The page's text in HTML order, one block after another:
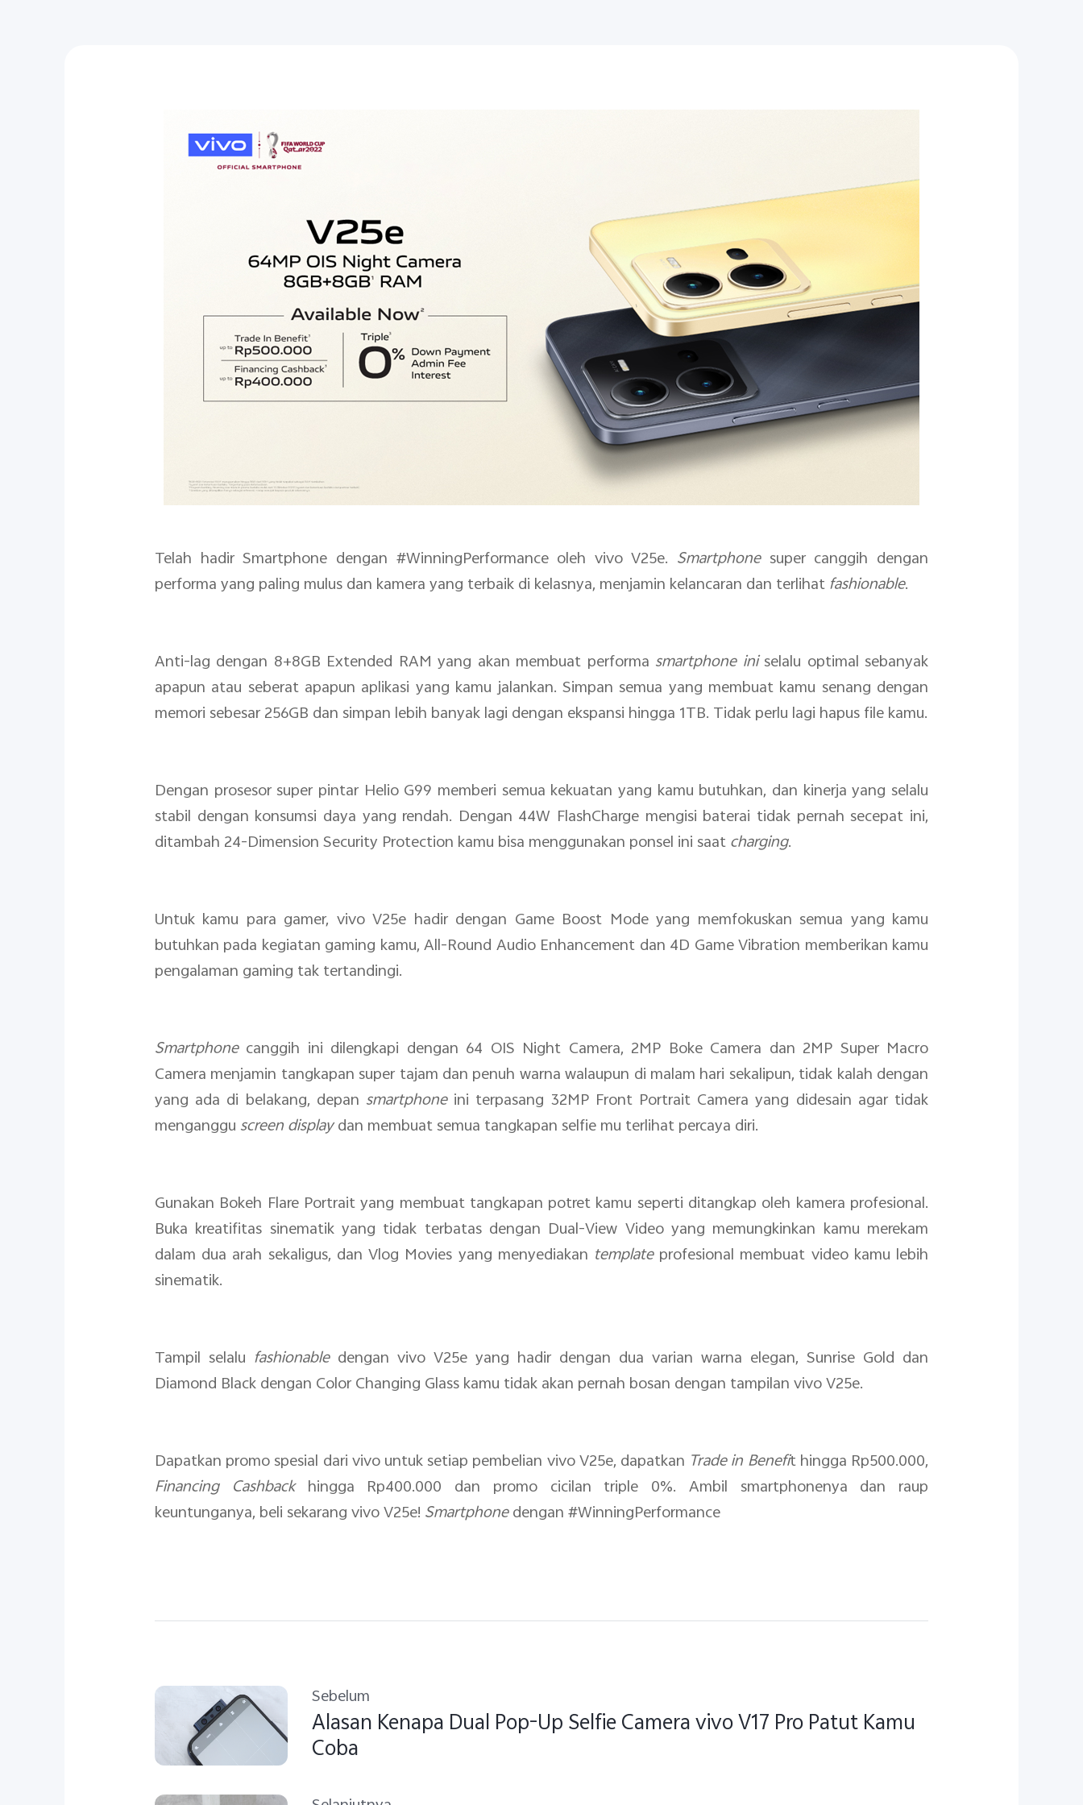
Telah hadir Smartphone dengan #WinningPerformance oleh vivo V25e. Smartphone super canggih dengan
performa yang paling mulus dan kamera yang terbaik di kelasnya, menjamin kelancaran dan terlihatfashionable.
Anti-lag dengan 8+8GB Extended RAM yang akan membuat performa smartphone iniselalu optimal sebanyak
apapun atau seberat apapun aplikasi yang kamu jalankan. Simpan semua yang membuat kamu senang dengan
memori sebesar 256GB dan simpan lebih banyak lagi dengan ekspansi hingga 1TB. Tidak perlu lagi hapus file kamu.
Dengan prosesor super pintar Helio G99 memberi semua kekuatan yang kamu butuhkan, dan kinerja yang selalu
stabil dengan konsumsi daya yang rendah. Dengan 44W FlashCharge mengisi baterai tidak pernah secepat ini,
ditambah 24-Dimension Security Protection kamu bisa menggunakan ponsel ini saatcharging.
Untuk kamu para gamer, vivo V25e hadir dengan Game Boost Mode yang memfokuskan semua yang kamu
butuhkan pada kegiatan gaming kamu, All-Round Audio Enhancement dan 4D Game Vibration memberikan kamu
pengalaman gaming tak tertandingi.
Smartphone canggih ini dilengkapi dengan 64 OIS Night Camera, 2MP Boke Camera dan 2MP Super Macro
Camera menjamin tangkapan super tajam dan penuh warna walaupun di malam hari sekalipun, tidak kalah dengan
yang ada di belakang, depan smartphoneini terpasang 32MP Front Portrait Camera yang didesain agar tidak
menganggu screendisplaydan membuat semua tangkapan selfie mu terlihat percaya diri.
Gunakan Bokeh Flare Portrait yang membuat tangkapan potret kamu seperti ditangkap oleh kamera profesional.
Buka kreatifitas sinematik yang tidak terbatas dengan Dual-View Video yang memungkinkan kamu merekam
dalam dua arah sekaligus, dan Vlog Movies yang menyediakan templateprofesional membuat video kamu lebih
sinematik.
Tampil selalu fashionable dengan vivo V25e yang hadir dengan dua varian warna elegan, Sunrise Gold dan
Diamond Black dengan Color Changing Glass kamu tidak akan pernah bosan dengan tampilan vivo V25e.
Dapatkan promo spesial dari vivo untuk setiap pembelian vivo V25e, dapatkan Trade in Benefit hingga Rp500.000,
Financing Cashbackhingga Rp400.000 dan promo cicilan triple 0%. Ambil smartphonenya dan raup
keuntunganya, beli sekarang vivo V25e! Smartphonedengan #WinningPerformance
Sebelum
Alasan Kenapa Dual Pop-Up Selfie Camera vivo V17 Pro Patut Kamu
Coba